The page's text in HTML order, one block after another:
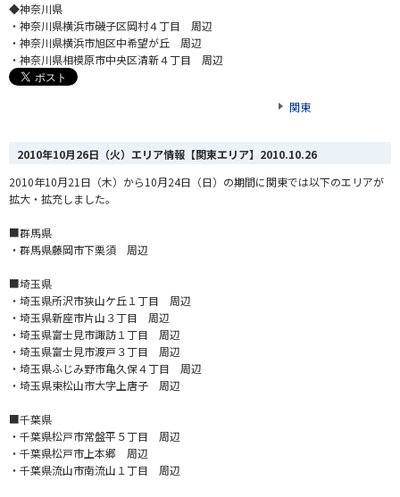
◆神奈川県
・神奈川県横浜市磯子区岡村４丁目 周辺
・神奈川県横浜市旭区中希望が丘 周辺
・神奈川県相模原市中央区清新４丁目 周辺
関東
2010年10月26日（火）エリア情報【関東エリア】 2010.10.26
2010年10月21日（木）から10月24日（日）の期間に関東では以下のエリアが
拡大・拡充しました。
■群馬県
・群馬県藤岡市下栗須 周辺
■埼玉県
・埼玉県所沢市狭山ケ丘１丁目 周辺
・埼玉県新座市片山３丁目 周辺
・埼玉県富士見市諏訪１丁目 周辺
・埼玉県富士見市渡戸３丁目 周辺
・埼玉県ふじみ野市亀久保４丁目 周辺
・埼玉県東松山市大字上唐子 周辺
■千葉県
・千葉県松戸市常盤平５丁目 周辺
・千葉県松戸市上本郷 周辺
・千葉県流山市南流山１丁目 周辺